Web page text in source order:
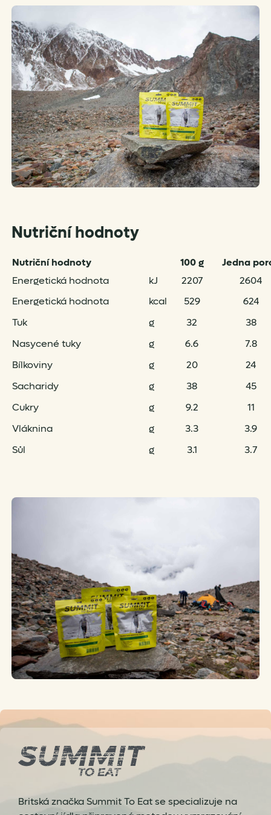
Nutriční hodnoty
Nutriční hodnoty 100 g
Jedna
Energetická hodnota
kJ 2207
2604
Energetická hodnota
kcal 529
624
Tuk
g 32
38
Nasycené tuky
g 6.6
7.8
Bílkoviny
g 20
24
Sacharidy
g 38
45
Cukry
g 9.2
11
Vláknina
g 3.3
3.9
Sůl
g 3.1 3.7
Britská značka Summit To Eat se specializuje na